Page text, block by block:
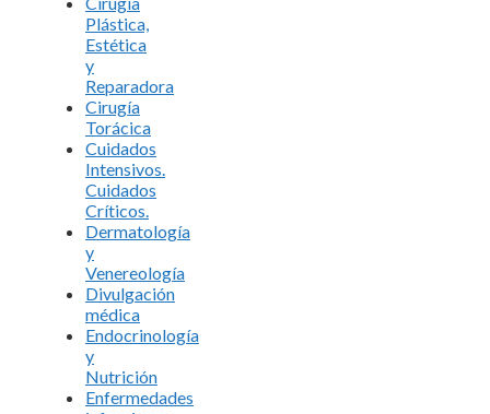
Plástica,
Estética
y
Reparadora
Cirugía
Torácica
Cuidados
Intensivos.
Cuidados
Críticos.
Dermatología
y
Venereología
Divulgación
médica
Endocrinología
y
Nutrición
Enfermedades